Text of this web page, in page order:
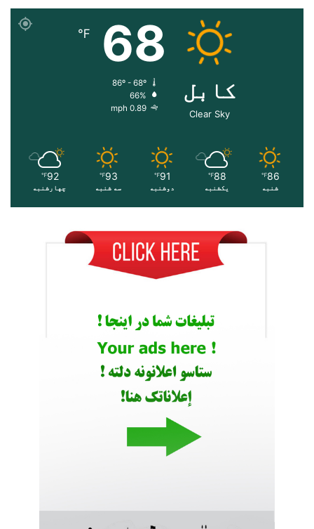
کابل
Clear Sky
68
℉
66%
0.89 mph
86
℉
شنبه
88
℉
یکشنبه
91
℉
دوشنبه
93
℉
سه شنبه
92
℉
چهارشنبه